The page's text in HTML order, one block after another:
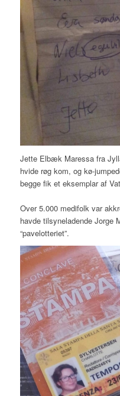
Jette Elbæk Maressa fra
hvide røg kom, og kø-
begge fik et eksemplar af
Over 5.000 medifolk var
havde tilsyneladende Jorge
“pavelotteriet”.